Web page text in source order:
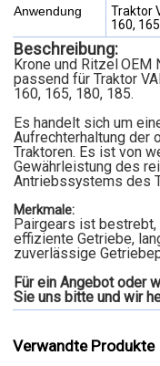
Anwendung
Traktor
160,
Beschreibung:
Krone und RitzelOEM
passend für Traktor
160, 165, 180, 185.
Es handelt sich um
Aufrechterhaltung der
Traktoren. Es ist von
Gewährleistung des
Antriebssystems des
Merkmale:
Pairgears ist bestrebt,
effiziente Getriebe,
zuverlässige
Für ein Angebot oder
Sie uns bitte und wir
Verwandte Produkte